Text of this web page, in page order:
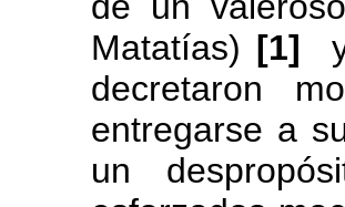
Matatías) [1]
decretaron
entregarse a
un